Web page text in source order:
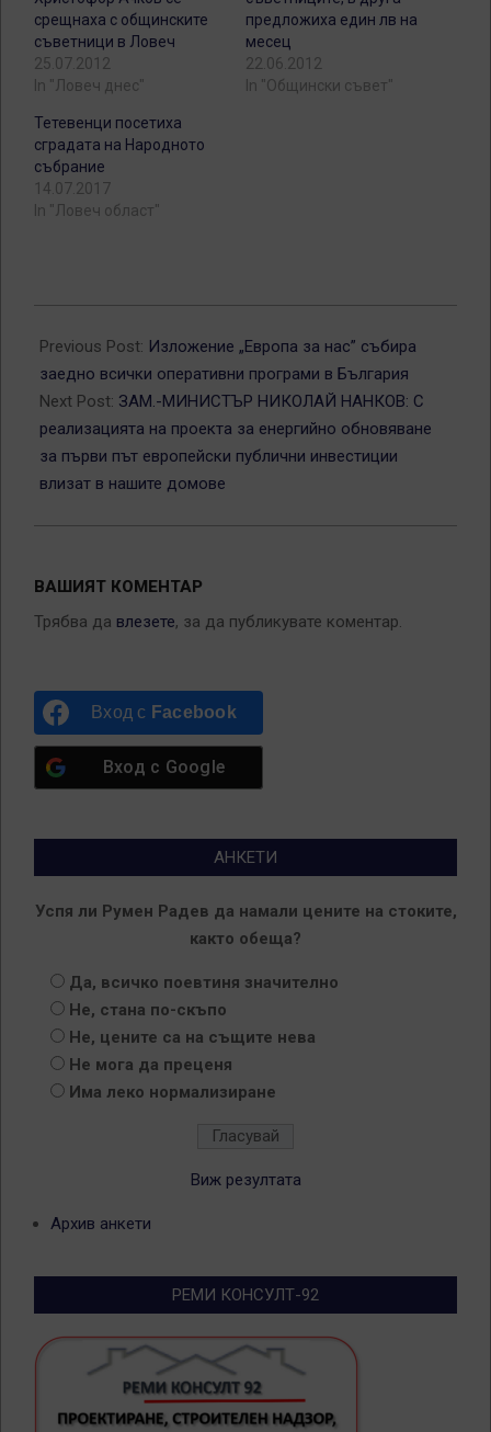
срещнаха с общинските
съветници в Ловеч
25.07.2012
In "Ловеч днес"
предложиха един лв на
месец
22.06.2012
In "Общински съвет"
Тетевенци посетиха
сградата на Народното
събрание
14.07.2017
In "Ловеч област"
05-
30
Previous Post: Изложение „Европа за нас” събира
заедно всички оперативни програми в България
Next Post: ЗАМ.-МИНИСТЪР НИКОЛАЙ НАНКОВ: С
реализацията на проекта за енергийно обновяване
за първи път европейски публични инвестиции
влизат в нашите домове
ВАШИЯТ КОМЕНТАР
Трябва да влезете, за да публикувате коментар.
Вход с Facebook
Вход с Google
АНКЕТИ
Успя ли Румен Радев да намали цените на стоките,
както обеща?
Да, всичко поевтиня значително
Не, стана по-скъпо
Не, цените са на същите нева
Не мога да преценя
Има леко нормализиране
Виж резултата
Архив анкети
РЕМИ КОНСУЛТ-92